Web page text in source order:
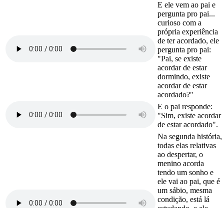
E ele vem ao pai e
pergunta pro pai...
curioso com a
própria experiência
de ter acordado, ele
pergunta pro pai:
"Pai, se existe
acordar de estar
dormindo, existe
acordar de estar
acordado?"
E o pai responde:
"Sim, existe acordar
de estar acordado".
Na segunda história,
todas elas relativas
ao despertar, o
menino acorda
tendo um sonho e
ele vai ao pai, que é
um sábio, mesma
condição, está lá